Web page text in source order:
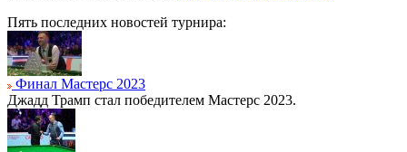
Пять последних новостей турнира:
Финал Мастерс 2023
Джадд Трамп стал победителем Мастерс 2023.